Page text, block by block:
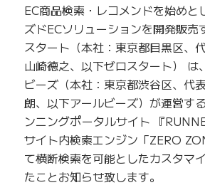
EC商品検索・レコメンドを始めと
ズドECソリューションを開発販売
スタート（本社：東京都目黒区、
山崎徳之、以下ゼロスタート） は
ビーズ（本社：東京都渋谷区、代
朗、以下アールビーズ）が運営す
ンニングポータルサイト 『
サイト内検索エンジン「ZERO
て横断検索を可能としたカスタマ
たことお知らせ致します。